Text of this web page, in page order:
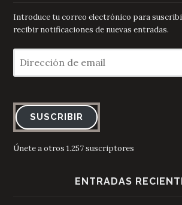
Introduce tu correo electrónico para
recibir notificaciones de nuevas entradas.
de
email
SUSCRIBIR
Únete a otros 1.257 suscriptores
ENTRADAS